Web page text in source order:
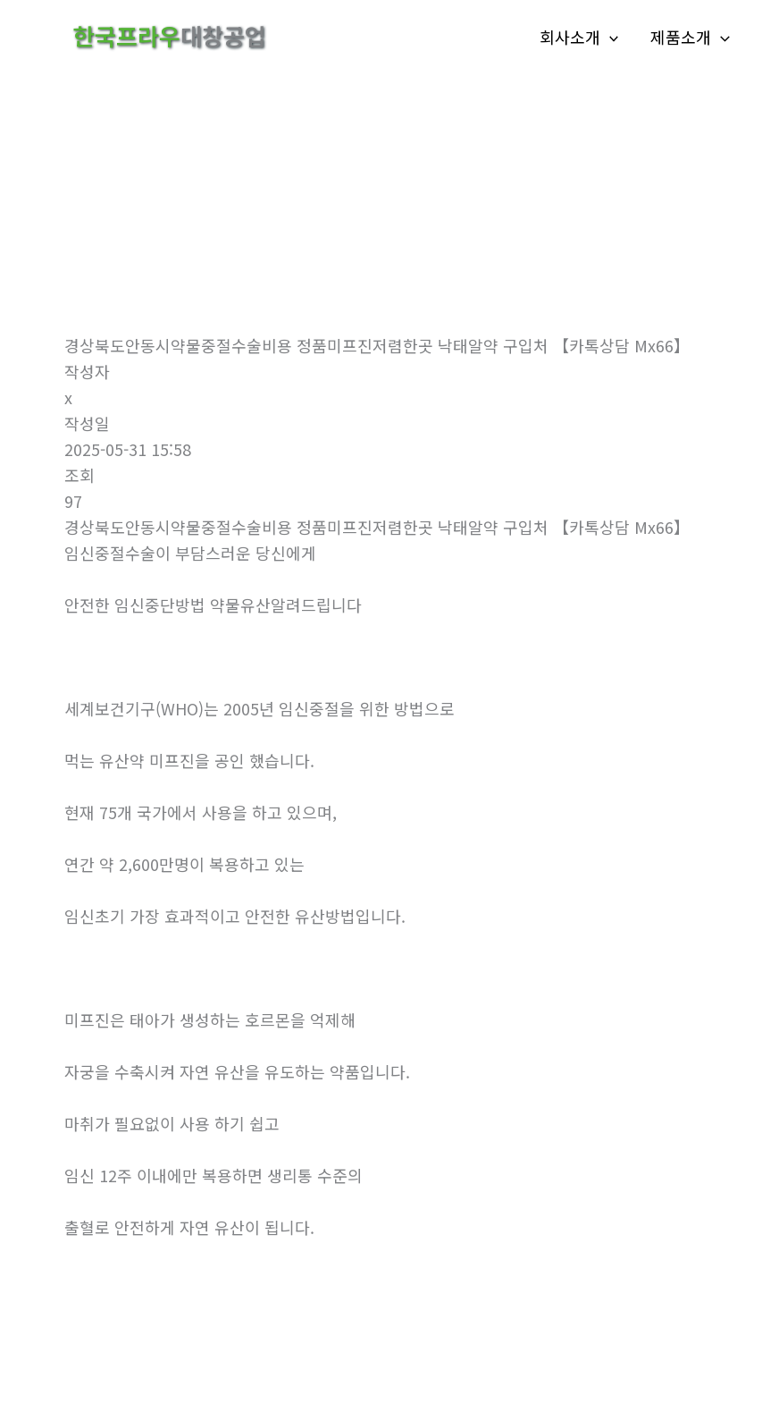
한국프라우대창공업 회사소개 제품소개
경상북도안동시약물중절수술비용 정품미프진저렴한곳 낙­태알약 구입처 【카톡상담 Mx66】
작성자
x
작성일
2025-05-31 15:58
조회
97
경상북도안동시약물중절수술비용 정품미프진저렴한곳 낙­태알약 구입처 【카톡상담 Mx66】
임신중절수술이 부담스러운 당신에게
안전한 임신중단방법 약물유산알려드립니다
세계보건기구(WHO)는 2005년 임신중절을 위한 방법으로
먹는 유산약 미프진을 공인 했습니다.
현재 75개 국가에서 사용을 하고 있으며,
연간 약 2,600만명이 복용하고 있는
임신초기 가장 효과적이고 안전한 유산방법입니다.
미프진은 태아가 생성하는 호르몬을 억제해
자궁을 수축시켜 자연 유산을 유도하는 약품입니다.
마취가 필요없이 사용 하기 쉽고
임신 12주 이내에만 복용하면 생리통 수준의
출혈로 안전하게 자연 유산이 됩니다.